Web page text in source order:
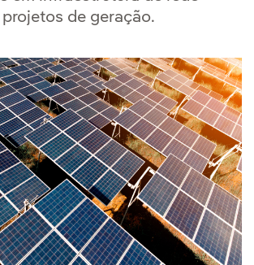
de geração.